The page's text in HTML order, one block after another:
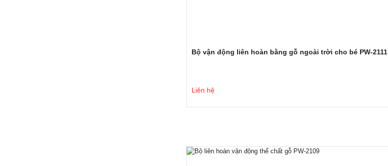
Bộ vận động liên hoàn bằng gỗ ngoài trời cho bé PW-2111
Liên hệ